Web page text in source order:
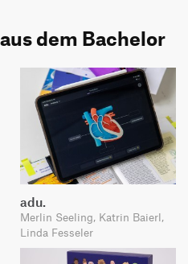
dem Bachelor
adu.
Merlin Seeling, Katrin Baierl,
Linda Fesseler